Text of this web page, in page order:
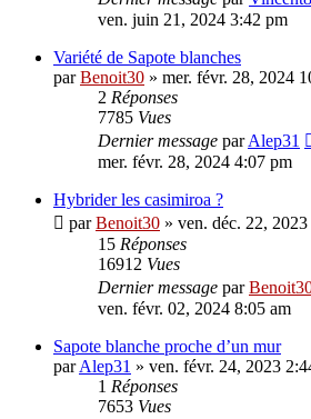
ven. juin 21, 2024 3:42 pm
Variété de Sapote blanches
parBenoit30 » mer. févr. 28, 2024
2 Réponses
7785 Vues
Dernier message parAlep31
mer. févr. 28, 2024 4:07 pm
Hybrider les casimiroa ?
parBenoit30 » ven. déc. 22,
15 Réponses
16912 Vues
Dernier message par
ven. févr. 02, 2024 8:05 am
Sapote blanche proche d’un mur
parAlep31 » ven. févr. 24, 2023
1 Réponses
7653 Vues